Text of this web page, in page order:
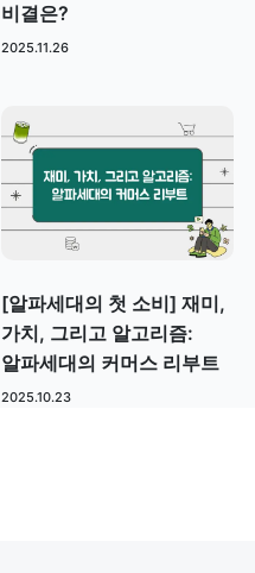
비결은?
2025.11.26
[알파세대의 첫 소비] 재미,
가치, 그리고 알고리즘:
알파세대의 커머스 리부트
2025.10.23